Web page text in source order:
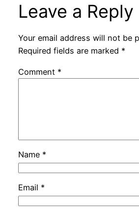
Leave a Reply
Your email address will not be
Required fields are marked *
Comment *
Name *
Email *